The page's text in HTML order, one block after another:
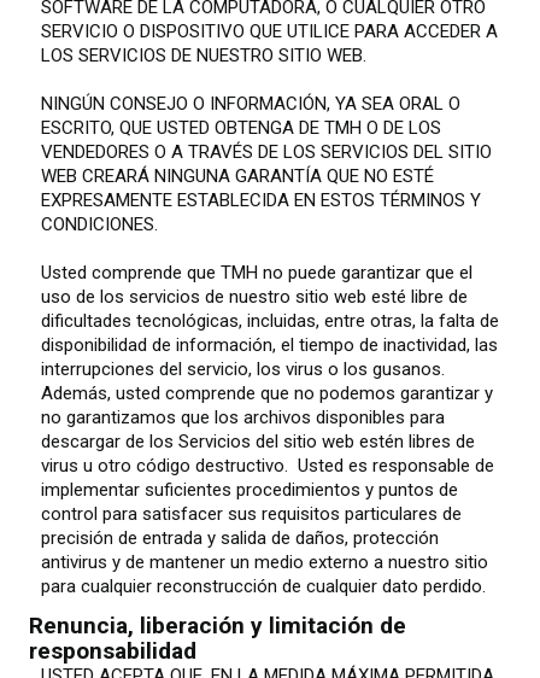
SOFTWARE DE LA COMPUTADORA, O CUALQUIER OTRO
SERVICIO O DISPOSITIVO QUE UTILICE PARA ACCEDER A
LOS SERVICIOS DE NUESTRO SITIO WEB.
NINGÚN CONSEJO O INFORMACIÓN, YA SEA ORAL O
ESCRITO, QUE USTED OBTENGA DE TMH O DE LOS
VENDEDORES O A TRAVÉS DE LOS SERVICIOS DEL SITIO
WEB CREARÁ NINGUNA GARANTÍA QUE NO ESTÉ
EXPRESAMENTE ESTABLECIDA EN ESTOS TÉRMINOS Y
CONDICIONES.
Usted comprende que TMH no puede garantizar que el
uso de los servicios de nuestro sitio web esté libre de
dificultades tecnológicas, incluidas, entre otras, la falta de
disponibilidad de información, el tiempo de inactividad, las
interrupciones del servicio, los virus o los gusanos.
Además, usted comprende que no podemos garantizar y
no garantizamos que los archivos disponibles para
descargar de los Servicios del sitio web estén libres de
virus u otro código destructivo. Usted es responsable de
implementar suficientes procedimientos y puntos de
control para satisfacer sus requisitos particulares de
precisión de entrada y salida de daños, protección
antivirus y de mantener un medio externo a nuestro sitio
para cualquier reconstrucción de cualquier dato perdido.
Renuncia, liberación y limitación de
responsabilidad